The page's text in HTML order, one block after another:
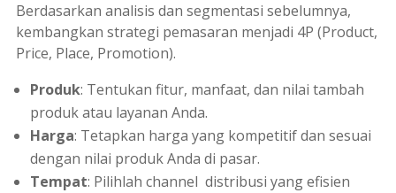
Berdasarkan analisis dan segmentasi sebelumnya,
kembangkan strategi pemasaran menjadi 4P (Product,
Price, Place, Promotion).
Produk: Tentukan fitur, manfaat, dan nilai tambah
produk atau layanan Anda.
Harga: Tetapkan harga yang kompetitif dan sesuai
dengan nilai produk Anda di pasar.
Tempat: Pilihlah channel distribusi yang efisien